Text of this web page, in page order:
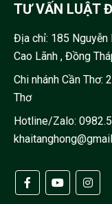
TƯ VẤN LUẬT
Địa chỉ: 185 Nguyễn
Cao Lãnh , Đồng
Chi nhánh Cần Thơ:
Thơ
Hotline/Zalo: